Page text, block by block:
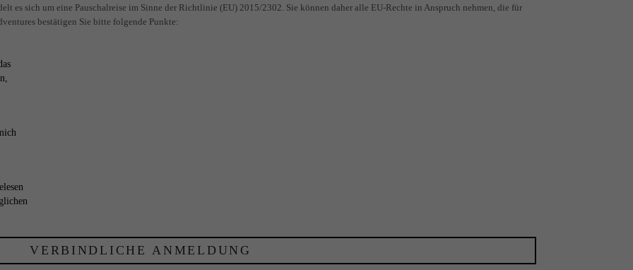
es sich um eine Pauschalreise im Sinne der Richtlinie (EU) 2015/2302. Sie können daher alle EU-Rechte in Anspruch nehmen, die für
bestätigen Sie bitte folgende Punkte: